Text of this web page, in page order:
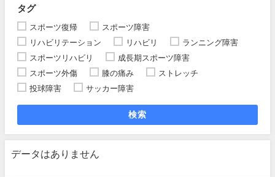
タグ
スポーツ復帰
スポーツ障害
リハビリテーション
リハビリ
ランニング障害
スポーツリハビリ
成長期スポーツ障害
スポーツ外傷
膝の痛み
ストレッチ
投球障害
サッカー障害
検索
データはありません